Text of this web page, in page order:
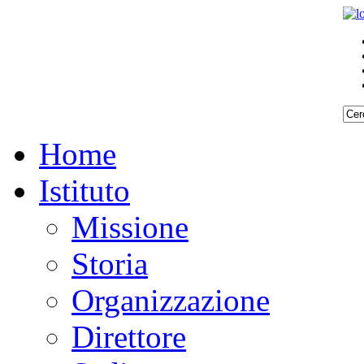
Home
Istituto
Missione
Storia
Organizzazione
Direttore